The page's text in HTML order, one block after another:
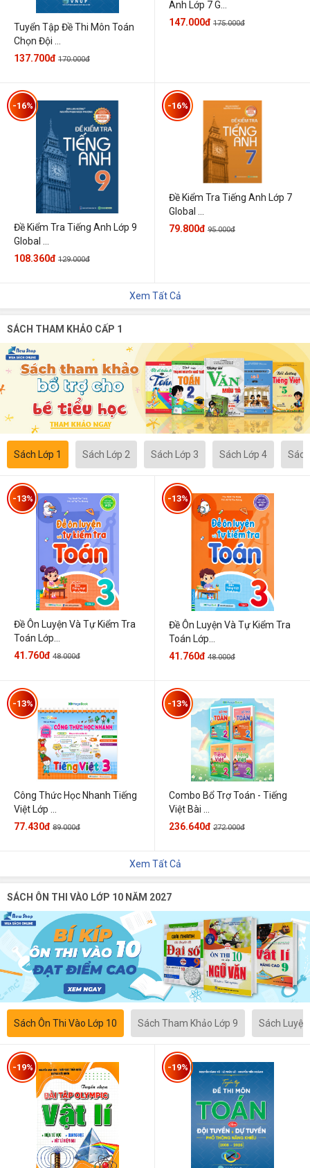
Tuyển Tập Đề Thi Môn Toán
Chọn Đội ...
137.700đ 170.000đ
Anh Lớp 7 G...
147.000đ 175.000đ
Đề Kiểm Tra Tiếng Anh Lớp 9
Global ...
-16%
108.360đ 129.000đ
Đề Kiểm Tra Tiếng Anh Lớp 7
Global ...
-16%
79.800đ 95.000đ
Xem Tất Cả
SÁCH THAM KHẢO CẤP 1
Sách Lớp 1 Sách Lớp 2 Sách Lớp 3 Sách Lớp 4
Đề Ôn Luyện Và Tự Kiểm Tra
Toán Lớp...
-13%
41.760đ 48.000đ
Đề Ôn Luyện Và Tự Kiểm Tra
Toán Lớp...
-13%
41.760đ 48.000đ
Công Thức Học Nhanh Tiếng
Việt Lớp ...
-13%
77.430đ 89.000đ
Combo Bổ Trợ Toán - Tiếng
Việt Bài ...
-13%
236.640đ 272.000đ
Xem Tất Cả
SÁCH ÔN THI VÀO LỚP 10 NĂM 2027
Sách Ôn Thi Vào Lớp 10 Sách Tham Khảo Lớp 9 Sách
-19% -19%